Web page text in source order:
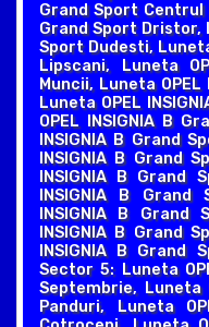
Grand Sport Centrul
Grand Sport Dristor,
Sport Dudesti,
Lipscani, Luneta
Muncii, Luneta
Luneta OPEL
OPEL INSIGNIA B
INSIGNIA B Grand
INSIGNIA B Grand
INSIGNIA B Grand
INSIGNIA B
INSIGNIA B Grand
INSIGNIA B Grand
INSIGNIA B Grand
Sector 5: Luneta
Septembrie, Luneta
Panduri, Luneta